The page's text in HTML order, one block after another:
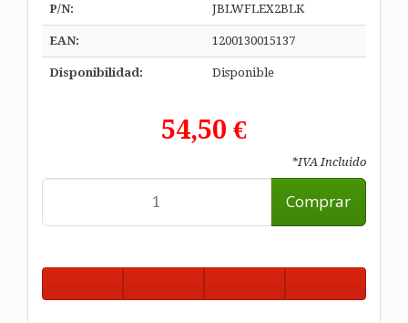
P/N: JBLWFLEX2BLK
EAN: 1200130015137
Disponibilidad: Disponible
54,50 €
*IVA Incluido
Comprar